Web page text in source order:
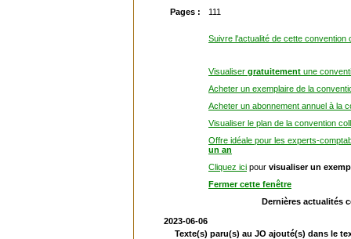
Pages :
111
Suivre l'actualité de cette convention
Visualiser gratuitement une
Acheter un exemplaire de la
Acheter un abonnement annuel à la
Visualiser le plan de la convention
Offre idéale pour les experts-
un an
Cliquez ici pour visualiser un
Fermer cette fenêtre
Dernières actualités
2023-06-06
Texte(s) paru(s) au JO ajouté(s) dans le